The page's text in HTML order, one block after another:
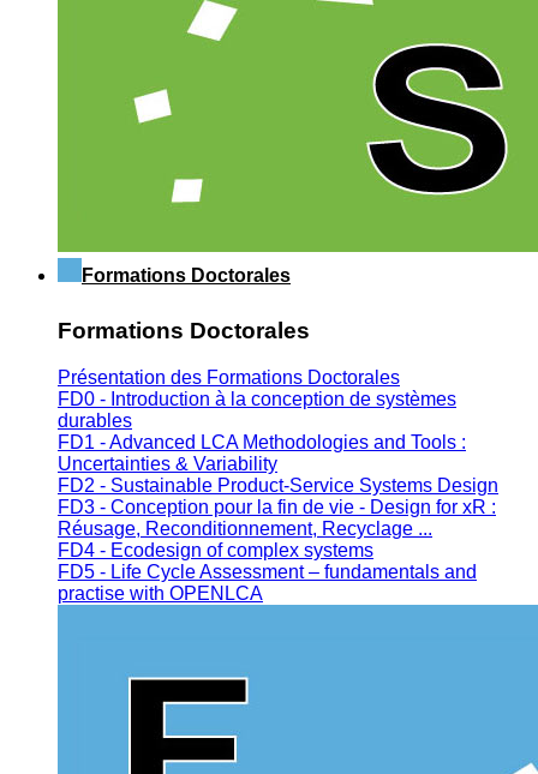
Formations Doctorales
Formations Doctorales
Présentation des Formations Doctorales
FD0 - Introduction à la conception de systèmes
durables
FD1 - Advanced LCA Methodologies and Tools :
Uncertainties & Variability
FD2 - Sustainable Product-Service Systems Design
FD3 - Conception pour la fin de vie - Design for xR :
Réusage, Reconditionnement, Recyclage ...
FD4 - Ecodesign of complex systems
FD5 - Life Cycle Assessment – fundamentals and
practise with OPENLCA